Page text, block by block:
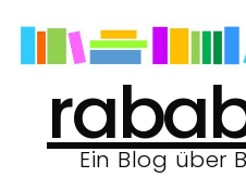
Inhalt
springen
Ein Blog über